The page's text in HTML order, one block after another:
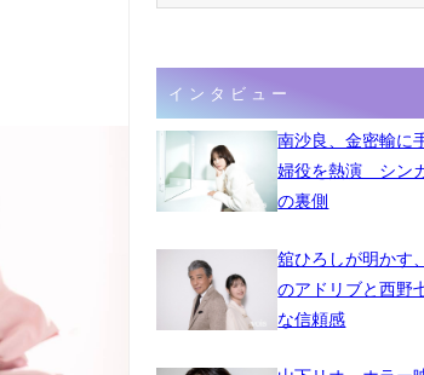
インタビュー
南沙良、金密輸に
婦役を熱演 シン
の裏側
舘ひろしが明かす
のアドリブと西野
な信頼感